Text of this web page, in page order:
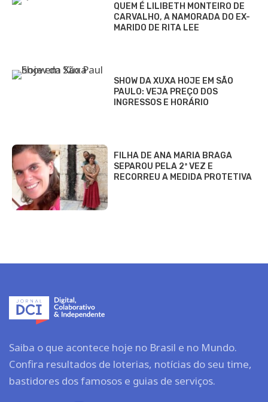
QUEM É LILIBETH MONTEIRO DE
CARVALHO, A NAMORADA DO EX-
MARIDO DE RITA LEE
SHOW DA XUXA HOJE EM SÃO
PAULO: VEJA PREÇO DOS
INGRESSOS E HORÁRIO
FILHA DE ANA MARIA BRAGA
SEPAROU PELA 2ª VEZ E
RECORREU A MEDIDA PROTETIVA
Saiba o que acontece hoje no Brasil e no Mundo.
Confira resultados de loterias, notícias do seu time,
bastidores dos famosos e guias de serviços.